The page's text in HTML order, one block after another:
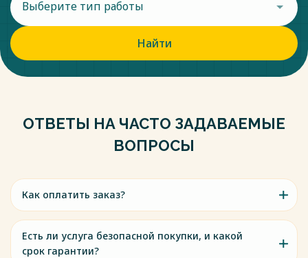
Выберите тип работы
Найти
ОТВЕТЫ НА ЧАСТО ЗАДАВАЕМЫЕ
ВОПРОСЫ
Как оплатить заказ?
Есть ли услуга безопасной покупки, и какой
срок гарантии?